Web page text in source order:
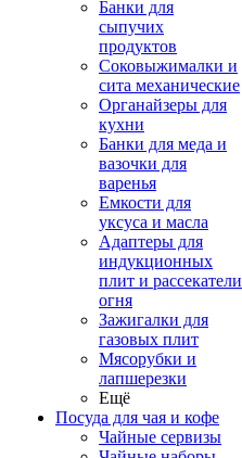
Банки для
сыпучих
продуктов
Соковыжималки и
сита механические
Органайзеры для
кухни
Банки для меда и
вазочки для
варенья
Емкости для
уксуса и масла
Адаптеры для
индукционных
плит и рассекатели
огня
Зажигалки для
газовых плит
Мясорубки и
лапшерезки
Ещё
Посуда для чая и кофе
Чайные сервизы